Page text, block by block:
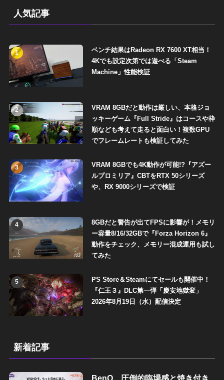
人気記事
1
ベンチ結果はRadeon RX 7600 XT相当！
4Kでも設定次第では遊べる「Steam
Machine」性能検証
2
VRAM 8GBだと動作は厳しい、本格ジョ
ッキーゲーム『Full Stride』はコースや枠
順なども考えて走ると面白い！複数GPU
でフレームレートも検証してみた
3
VRAM 8GBでも4K動作が可能!?『アズー
ルプロミリア』CBTをRTX 50シリーズ
や、RX 9000シリーズで検証
4
8GBだと警告が出てFPSに影響が！メモリ
ー容量8/16/32GBで『Forza Horizon 6』
動作をチェック、メモリー混成運用も試し
てみた
5
PS Store＆Steamにてセールも開催中！
『仁王３』DLC第一弾「慶安地獄変」
2026年8月19日（水）配信決定
新着記事